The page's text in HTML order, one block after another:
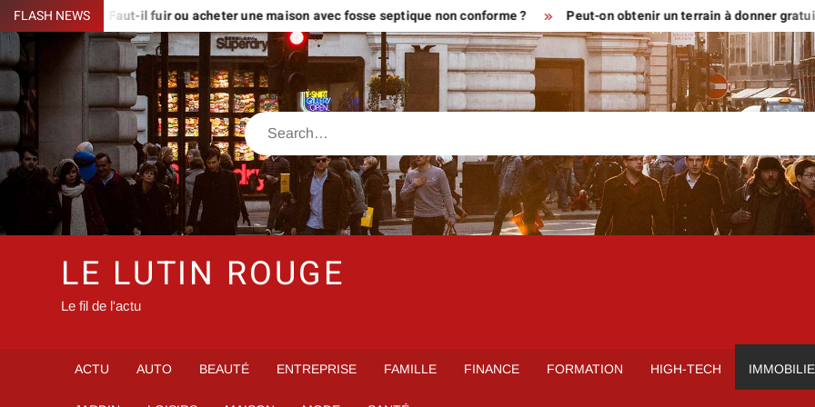
Skip
to
content
FLASH NEWSFaut-il fuir ou acheter une maison avec fosse septique non conforme ? Peut-on obtenir un terrain à donner gratuitement
Search
LE LUTIN ROUGE
Le fil de l'actu
ACTU AUTO BEAUTÉ ENTREPRISE FAMILLE FINANCE FORMATION HIGH-TECH